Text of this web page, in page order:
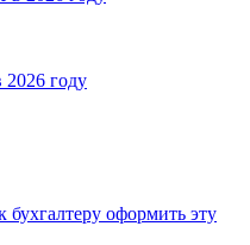
году